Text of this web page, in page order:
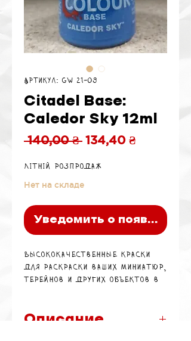
Артикул: GW 21-09
Citadel Base:
Caledor Sky 12ml
140,00 ₴ Обычная
134,40 ₴Спеццена
Літній розпродаж
Нет на складе
Уведомить о появлении
Высококачественные краски
для раскраски ваших миниатюр,
терейнов и других объектов в
От 12+ лет, Беречь от детей
Описание